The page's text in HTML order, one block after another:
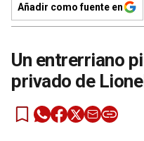
Añadir como fuente en
Un entrerriano
privado de